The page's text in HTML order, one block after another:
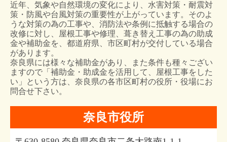
近年、気象や自然環境の変化により、水害対策・耐震対
策・防風や台風対策の重要性が上がっています。そのよ
うな対策の為の工事や、消防法や条例に抵触する場合の
改修に対し、屋根工事や修理、葺き替え工事の為の助成
金や補助金を、都道府県、市区町村が交付している場合
があります。
奈良県には様々な補助金があり、また条件も種々ござい
ますので「補助金・助成金を活用して、屋根工事をした
い」という方は、奈良県の各市区町村の役所・役場にお
問合せ下さい。
奈良市役所